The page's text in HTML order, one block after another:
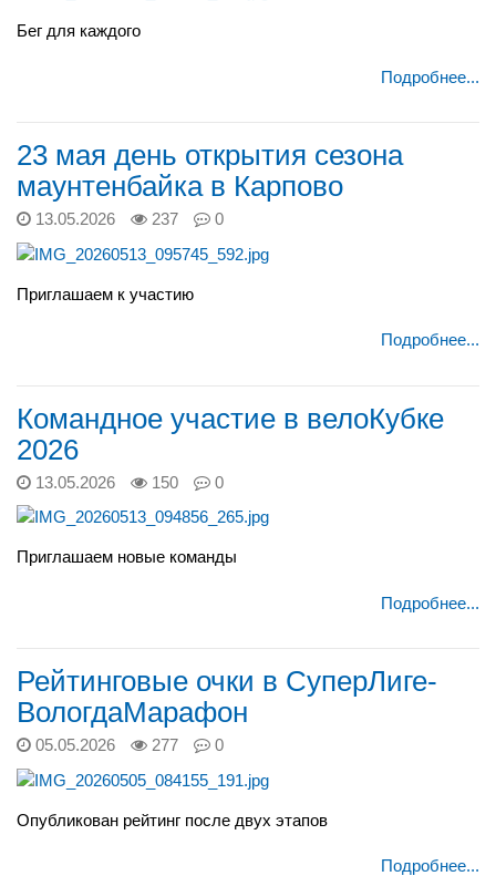
Бег для каждого
Подробнее...
23 мая день открытия сезона
маунтенбайка в Карпово
13.05.2026 237 0
Приглашаем к участию
Подробнее...
Командное участие в велоКубке
2026
13.05.2026 150 0
Приглашаем новые команды
Подробнее...
Рейтинговые очки в СуперЛиге-
ВологдаМарафон
05.05.2026 277 0
Опубликован рейтинг после двух этапов
Подробнее...